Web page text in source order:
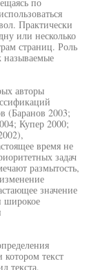
Практически
или несколько
страниц. Роль
называемые
авторы
(Баранов 2003;
Купер 2000;
время не
задач
размытость,
значение
широкое
котором текст
текста,